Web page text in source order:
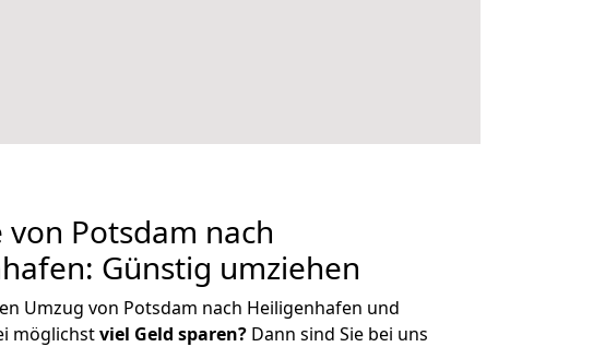
von Potsdam nach
Günstig umziehen
Umzug von Potsdam nach Heiligenhafen und
möglichstviel Geld sparen? Dann sind Sie bei uns